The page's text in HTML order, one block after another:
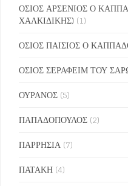
ΟΣΙΟΣ ΑΡΣΕΝΙΟΣ Ο
ΧΑΛΚΙΔΙΚΗΣ) (1)
ΟΣΙΟΣ ΠΑΙΣΙΟΣ Ο
ΟΣΙΟΣ ΣΕΡΑΦΕΙΜ ΤΟΥ
ΟΥΡΑΝΟΣ (5)
ΠΑΠΑΔΟΠΟΥΛΟΣ (2)
ΠΑΡΡΗΣΙΑ (7)
ΠΑΤΑΚΗ (4)